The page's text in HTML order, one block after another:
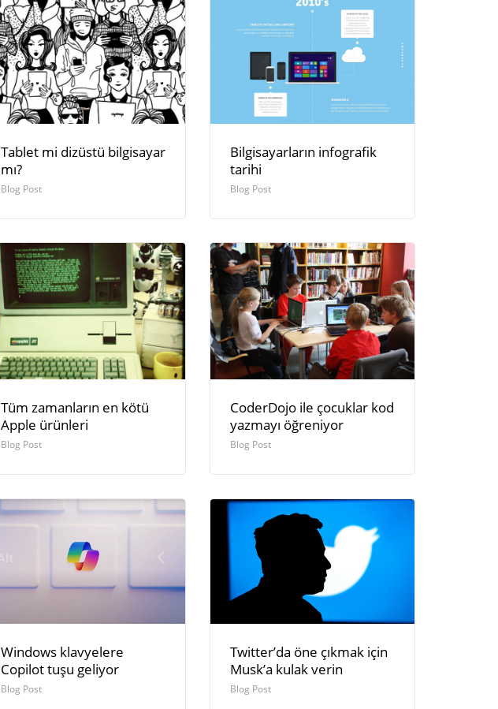
Tablet mi dizüstü bilgisayar
mı?
Blog Post
Bilgisayarların infografik
tarihi
Blog Post
Tüm zamanların en kötü
Apple ürünleri
Blog Post
CoderDojo ile çocuklar kod
yazmayı öğreniyor
Blog Post
Windows klavyelere
Copilot tuşu geliyor
Blog Post
Twitter’da öne çıkmak için
Musk’a kulak verin
Blog Post